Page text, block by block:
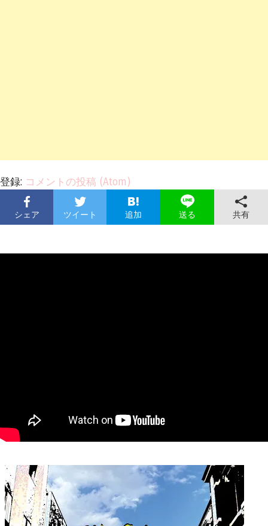
登録: コメントの投稿 (Atom)
シェア ツイート 追加 送る 共有